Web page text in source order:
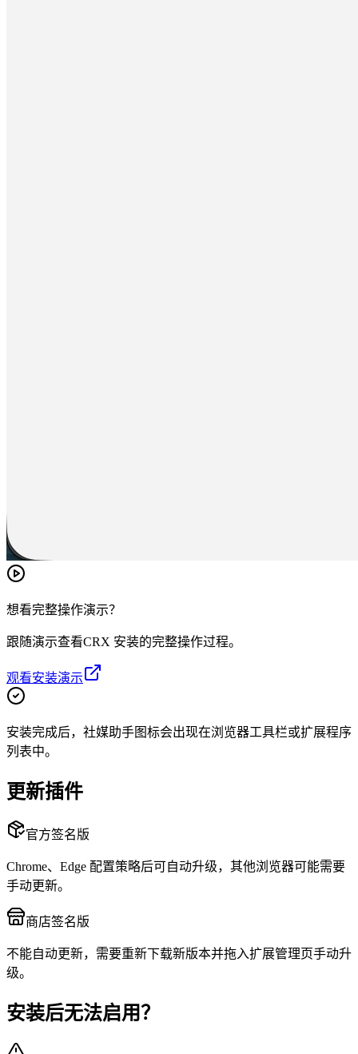
想看完整操作演示？
跟随演示查看CRX 安装的完整操作过程。
观看安装演示
安装完成后，社媒助手图标会出现在浏览器工具栏或扩展程序
列表中。
更新插件
官方签名版
Chrome、Edge 配置策略后可自动升级，其他浏览器可能需要
手动更新。
商店签名版
不能自动更新，需要重新下载新版本并拖入扩展管理页手动升
级。
安装后无法启用？